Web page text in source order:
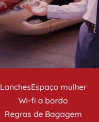
LanchesEspaço mulher
Wi-fi a bordo
Regras de Bagagem